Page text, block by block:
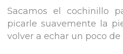
Sacamos el cochinillo
picarle suavemente la
volver a echar un poco de